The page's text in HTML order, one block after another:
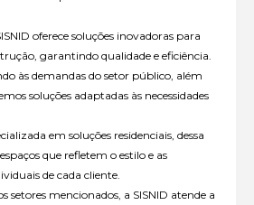
oferece soluções inovadoras para
garantindo qualidade e eficiência.
às demandas do setor público, além
soluções adaptadas às necessidades
em soluções residenciais, dessa
que refletem o estilo e as
de cada cliente.
setores mencionados, a SISNID atende a